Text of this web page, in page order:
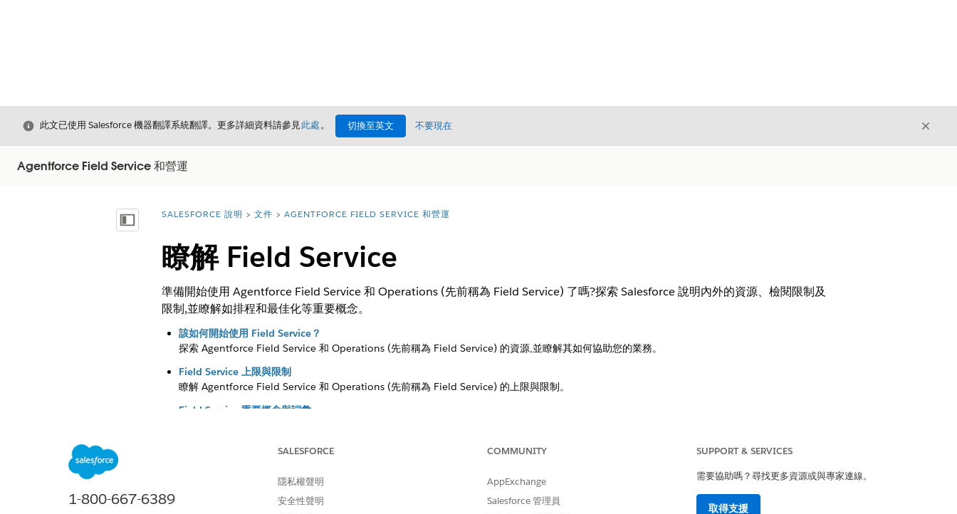
結束
此文已使用 Salesforce 機器翻譯系統翻譯。更多詳細資料請參見此處。 切換至英文 不要現在 結束
Agentforce Field Service 和營運
顯示目錄 您位於此處：
SALESFORCE 說明 文件 AGENTFORCE FIELD SERVICE 和營運
瞭解 Field Service
準備開始使用 Agentforce Field Service 和 Operations (先前稱為 Field Service) 了嗎?探索 Salesforce 說明內外的資源、檢閱限制及
限制,並瞭解如排程和最佳化等重要概念。
該如何開始使用 Field Service？
探索 Agentforce Field Service 和 Operations (先前稱為 Field Service) 的資源,並瞭解其如何協助您的業務。
Field Service 上限與限制
瞭解 Agentforce Field Service 和 Operations (先前稱為 Field Service) 的上限與限制。
Field Service 重要概念與詞彙
Field Service Desktop 更新
核心與受管理封裝功能的版本步調資訊。
1-800-667-6389
SALESFORCE
隱私權聲明
安全性聲明
COMMUNITY
AppExchange
Salesforce 管理員
SUPPORT & SERVICES
需要協助嗎？尋找更多資源或與專家連線。
取得支援